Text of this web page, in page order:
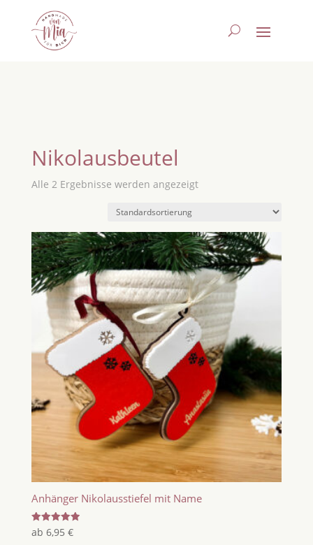
Nikolausbeutel
Alle 2 Ergebnisse werden angezeigt
Anhänger Nikolausstiefel mit Name
Bewertet
mit
ab 6,95 €